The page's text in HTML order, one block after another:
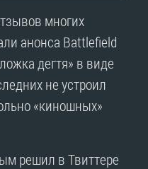
многих
анонса Battlefield
дегтя» в виде
не устроил
«киношных»
решил в Твиттере